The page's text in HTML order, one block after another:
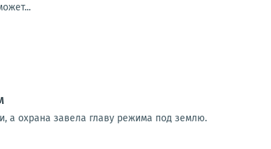
а охрана завела главу режима под землю.